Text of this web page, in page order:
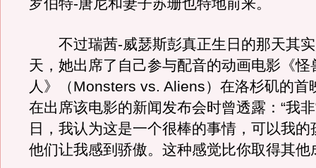
罗伯特-唐尼和妻子苏珊也特地前来。
不过瑞茜-威瑟斯彭真正生日的那天其实
天，她出席了自己参与配音的动画电影《怪
人》（Monsters vs. Aliens）在洛杉矶的首
在出席该电影的新闻发布会时曾透露：“我
日，我认为这是一个很棒的事情，可以我的
他们让我感到骄傲。这种感觉比你取得其他